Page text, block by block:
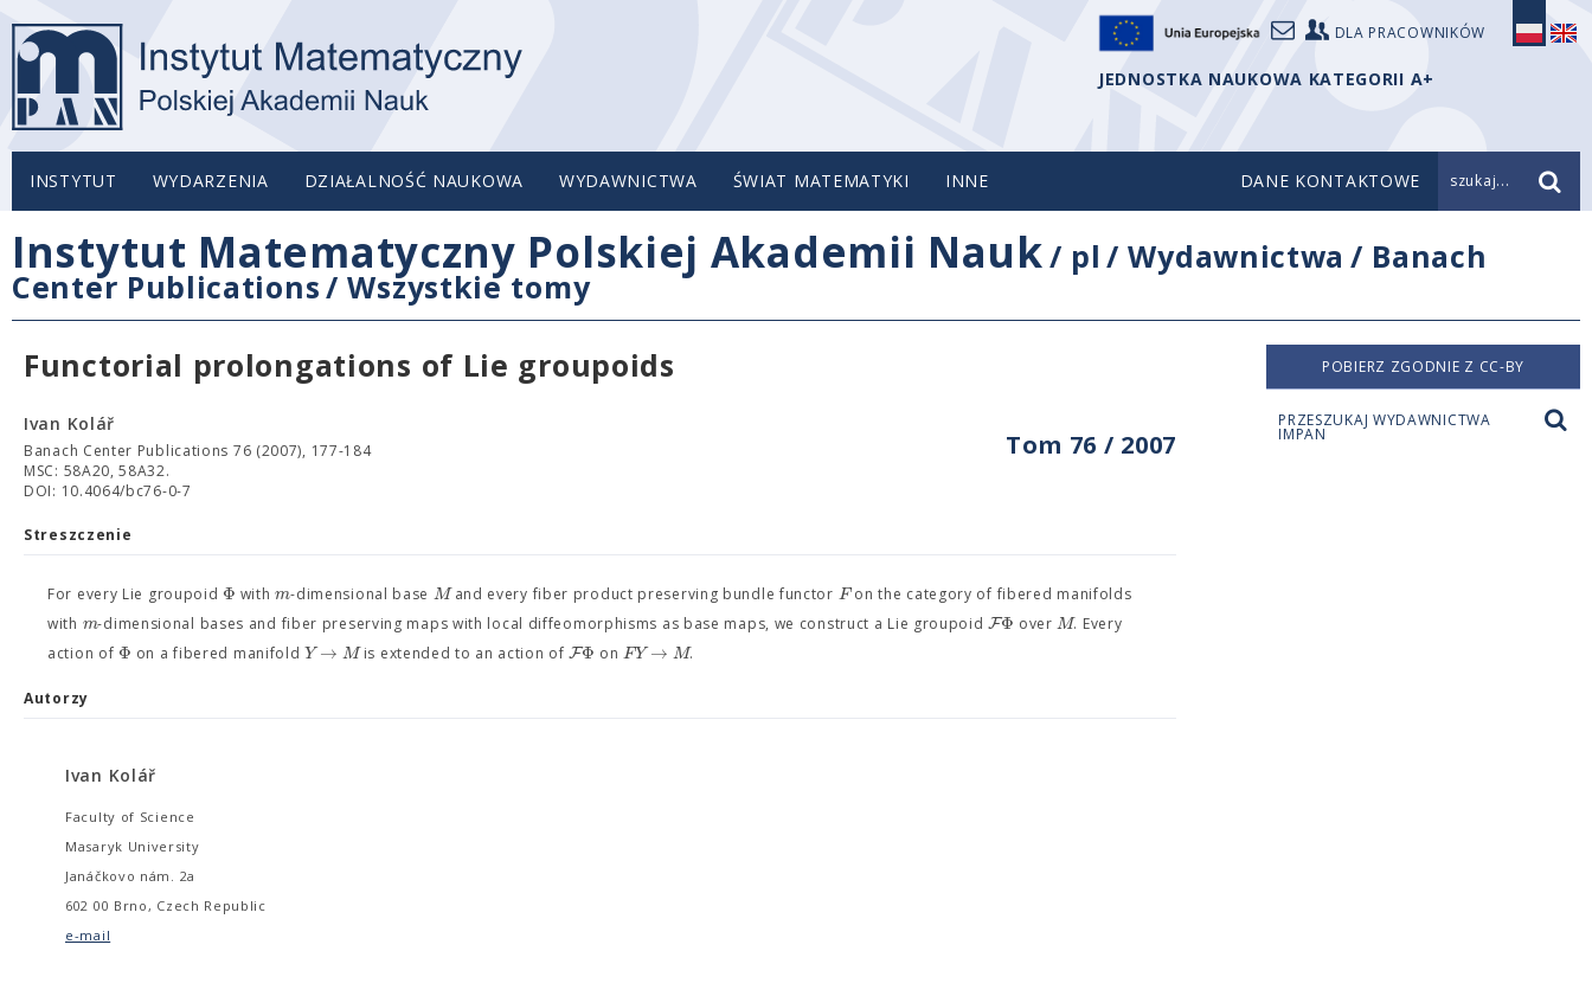
DLA PRACOWNIKÓW
JEDNOSTKA NAUKOWA KATEGORII A+
INSTYTUT WYDARZENIA DZIAŁALNOŚĆ NAUKOWA WYDAWNICTWA ŚWIAT MATEMATYKI INNE DANE KONTAKTOWE szukaj...
Instytut Matematyczny Polskiej Akademii Nauk/ pl /Wydawnictwa / Banach
Center Publications/Wszystkie tomy
Functorial prolongations of Lie groupoids
Tom 76 / 2007
Ivan Kolář
Banach Center Publications 76 (2007), 177-184
MSC: 58A20, 58A32.
DOI: 10.4064/bc76-0-7
Streszczenie
For every Lie groupoid Φ withm-dimensional base Mand every fiber product preserving bundle functor Fon the category of fibered manifolds
with m-dimensional bases and fiber preserving maps with local diffeomorphisms as base maps, we construct a Lie groupoidFΦ overM. Every
action of Φ on a fibered manifoldY → Mis extended to an action ofFΦ onFY → M.
Autorzy
Ivan Kolář
Faculty of Science
Masaryk University
Janáčkovo nám. 2a
602 00 Brno, Czech Republic
e-mail
POBIERZ ZGODNIE Z CC-BY
PRZESZUKAJ WYDAWNICTWA
IMPAN